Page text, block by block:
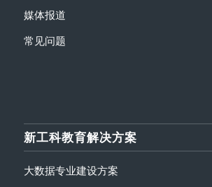
媒体报道
常见问题
新工科教育解决方案
大数据专业建设方案